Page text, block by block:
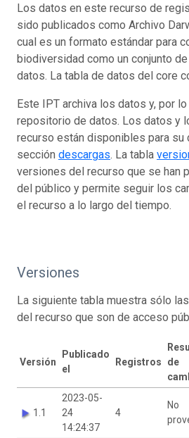
Los datos en este recurso de
sido publicados como Archivo
cual es un formato estándar para
biodiversidad como un conjunto
datos. La tabla de datos del core
Este IPT archiva los datos y, por
repositorio de datos. Los datos y
recurso están disponibles para su
sección descargas. La tabla
versiones del recurso que se han
del público y permite seguir los
el recurso a lo largo del tiempo.
Versiones
La siguiente tabla muestra sólo
del recurso que son de acceso
Versión
Publicado
el
Registros
de
1.1
2023-05-
24
14:24:37
4
No